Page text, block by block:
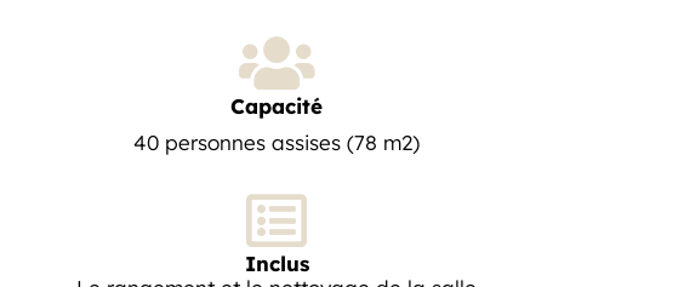

Capacité
40 personnes assises (78 m2)

Inclus